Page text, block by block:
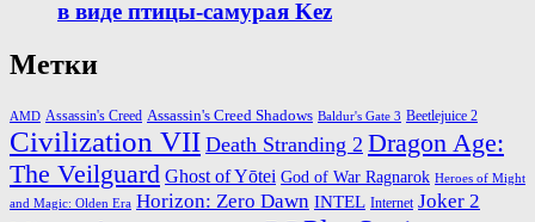
в виде птицы-самурая Kez
Метки
AMD Assassin's Creed Assassin's Creed Shadows Baldur's Gate 3 Beetlejuice 2
Civilization VII Death Stranding 2 Dragon Age:
The Veilguard Ghost of Yōtei God of War Ragnarok Heroes of Might
and Magic: Olden Era Horizon: Zero Dawn INTEL Internet Joker 2